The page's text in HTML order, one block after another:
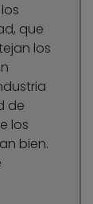
que
los
de
los
bien.